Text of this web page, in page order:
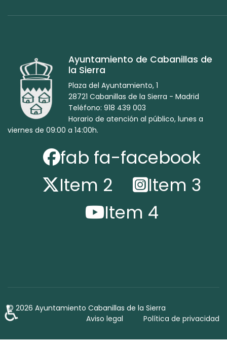
Ayuntamiento de Cabanillas de
la Sierra
Plaza del Ayuntamiento, 1
28721 Cabanillas de la Sierra - Madrid
Teléfono: 918 439 003
Horario de atención al público, lunes a
viernes de 09:00 a 14:00h.
fab fa-facebook
Item 2
Item 3
Item 4
© 2026 Ayuntamiento Cabanillas de la Sierra
Aviso legal
Política de privacidad